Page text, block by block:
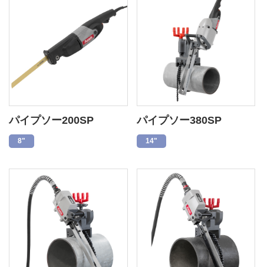
パイプソー200SP
8"
パイプソー380SP
14"